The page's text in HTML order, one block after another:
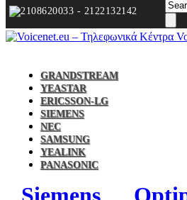
2108620033 - 2122132142
GRANDSTREAM
YEASTAR
ERICSSON-LG
SIEMENS
NEC
SAMSUNG
YEALINK
PANASONIC